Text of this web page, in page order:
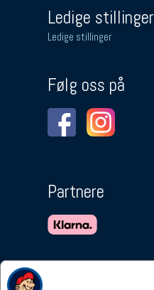
Ledige stillinger
Ledige stillinger
Følg oss på
Partnere